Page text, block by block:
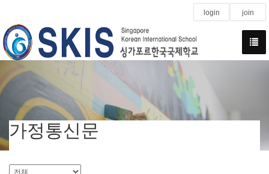
login join
가정통신문